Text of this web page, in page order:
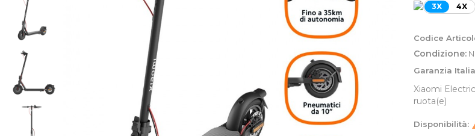
3X 4X
Codice
Condizione:
Garanzia
Xiaomi
ruota(e)
Disponibilità: